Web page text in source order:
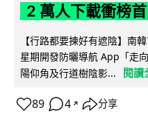
2 萬人下載衝榜首
【行路都要揀好有遮陰】南
星期開發防曬導航 App「走
陽仰角及行道樹陰影...
閱讀
89 4 ↗ 分享